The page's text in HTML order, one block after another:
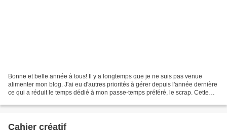
Bonne et belle année à tous! Il y a longtemps que je ne suis pas venue
alimenter mon blog. J'ai eu d'autres priorités à gérer depuis l'année dernière
ce qui a réduit le temps dédié à mon passe-temps préféré, le scrap. Cette
Cahier créatif